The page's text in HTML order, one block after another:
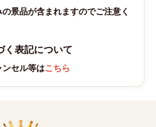
景品が含まれますのでご注意く
く表記について
セル等はこちら